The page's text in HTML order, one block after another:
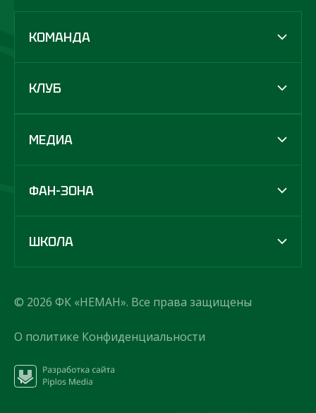
КОМАНДА
КЛУБ
МЕДИА
ФАН-ЗОНА
ШКОЛА
© 2026 ФК «НЕМАН». Все права защищены
О политике Конфиденциальности